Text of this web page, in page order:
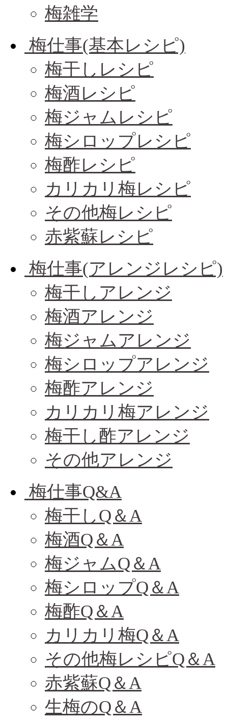
梅雑学
梅仕事(基本レシピ)
梅干しレシピ
梅酒レシピ
梅ジャムレシピ
梅シロップレシピ
梅酢レシピ
カリカリ梅レシピ
その他梅レシピ
赤紫蘇レシピ
梅仕事(アレンジレシピ)
梅干しアレンジ
梅酒アレンジ
梅ジャムアレンジ
梅シロップアレンジ
梅酢アレンジ
カリカリ梅アレンジ
梅干し酢アレンジ
その他アレンジ
梅仕事Q&A
梅干しQ＆A
梅酒Q＆A
梅ジャムQ＆A
梅シロップQ＆A
梅酢Q＆A
カリカリ梅Q＆A
その他梅レシピQ＆A
赤紫蘇Q＆A
生梅のQ＆A